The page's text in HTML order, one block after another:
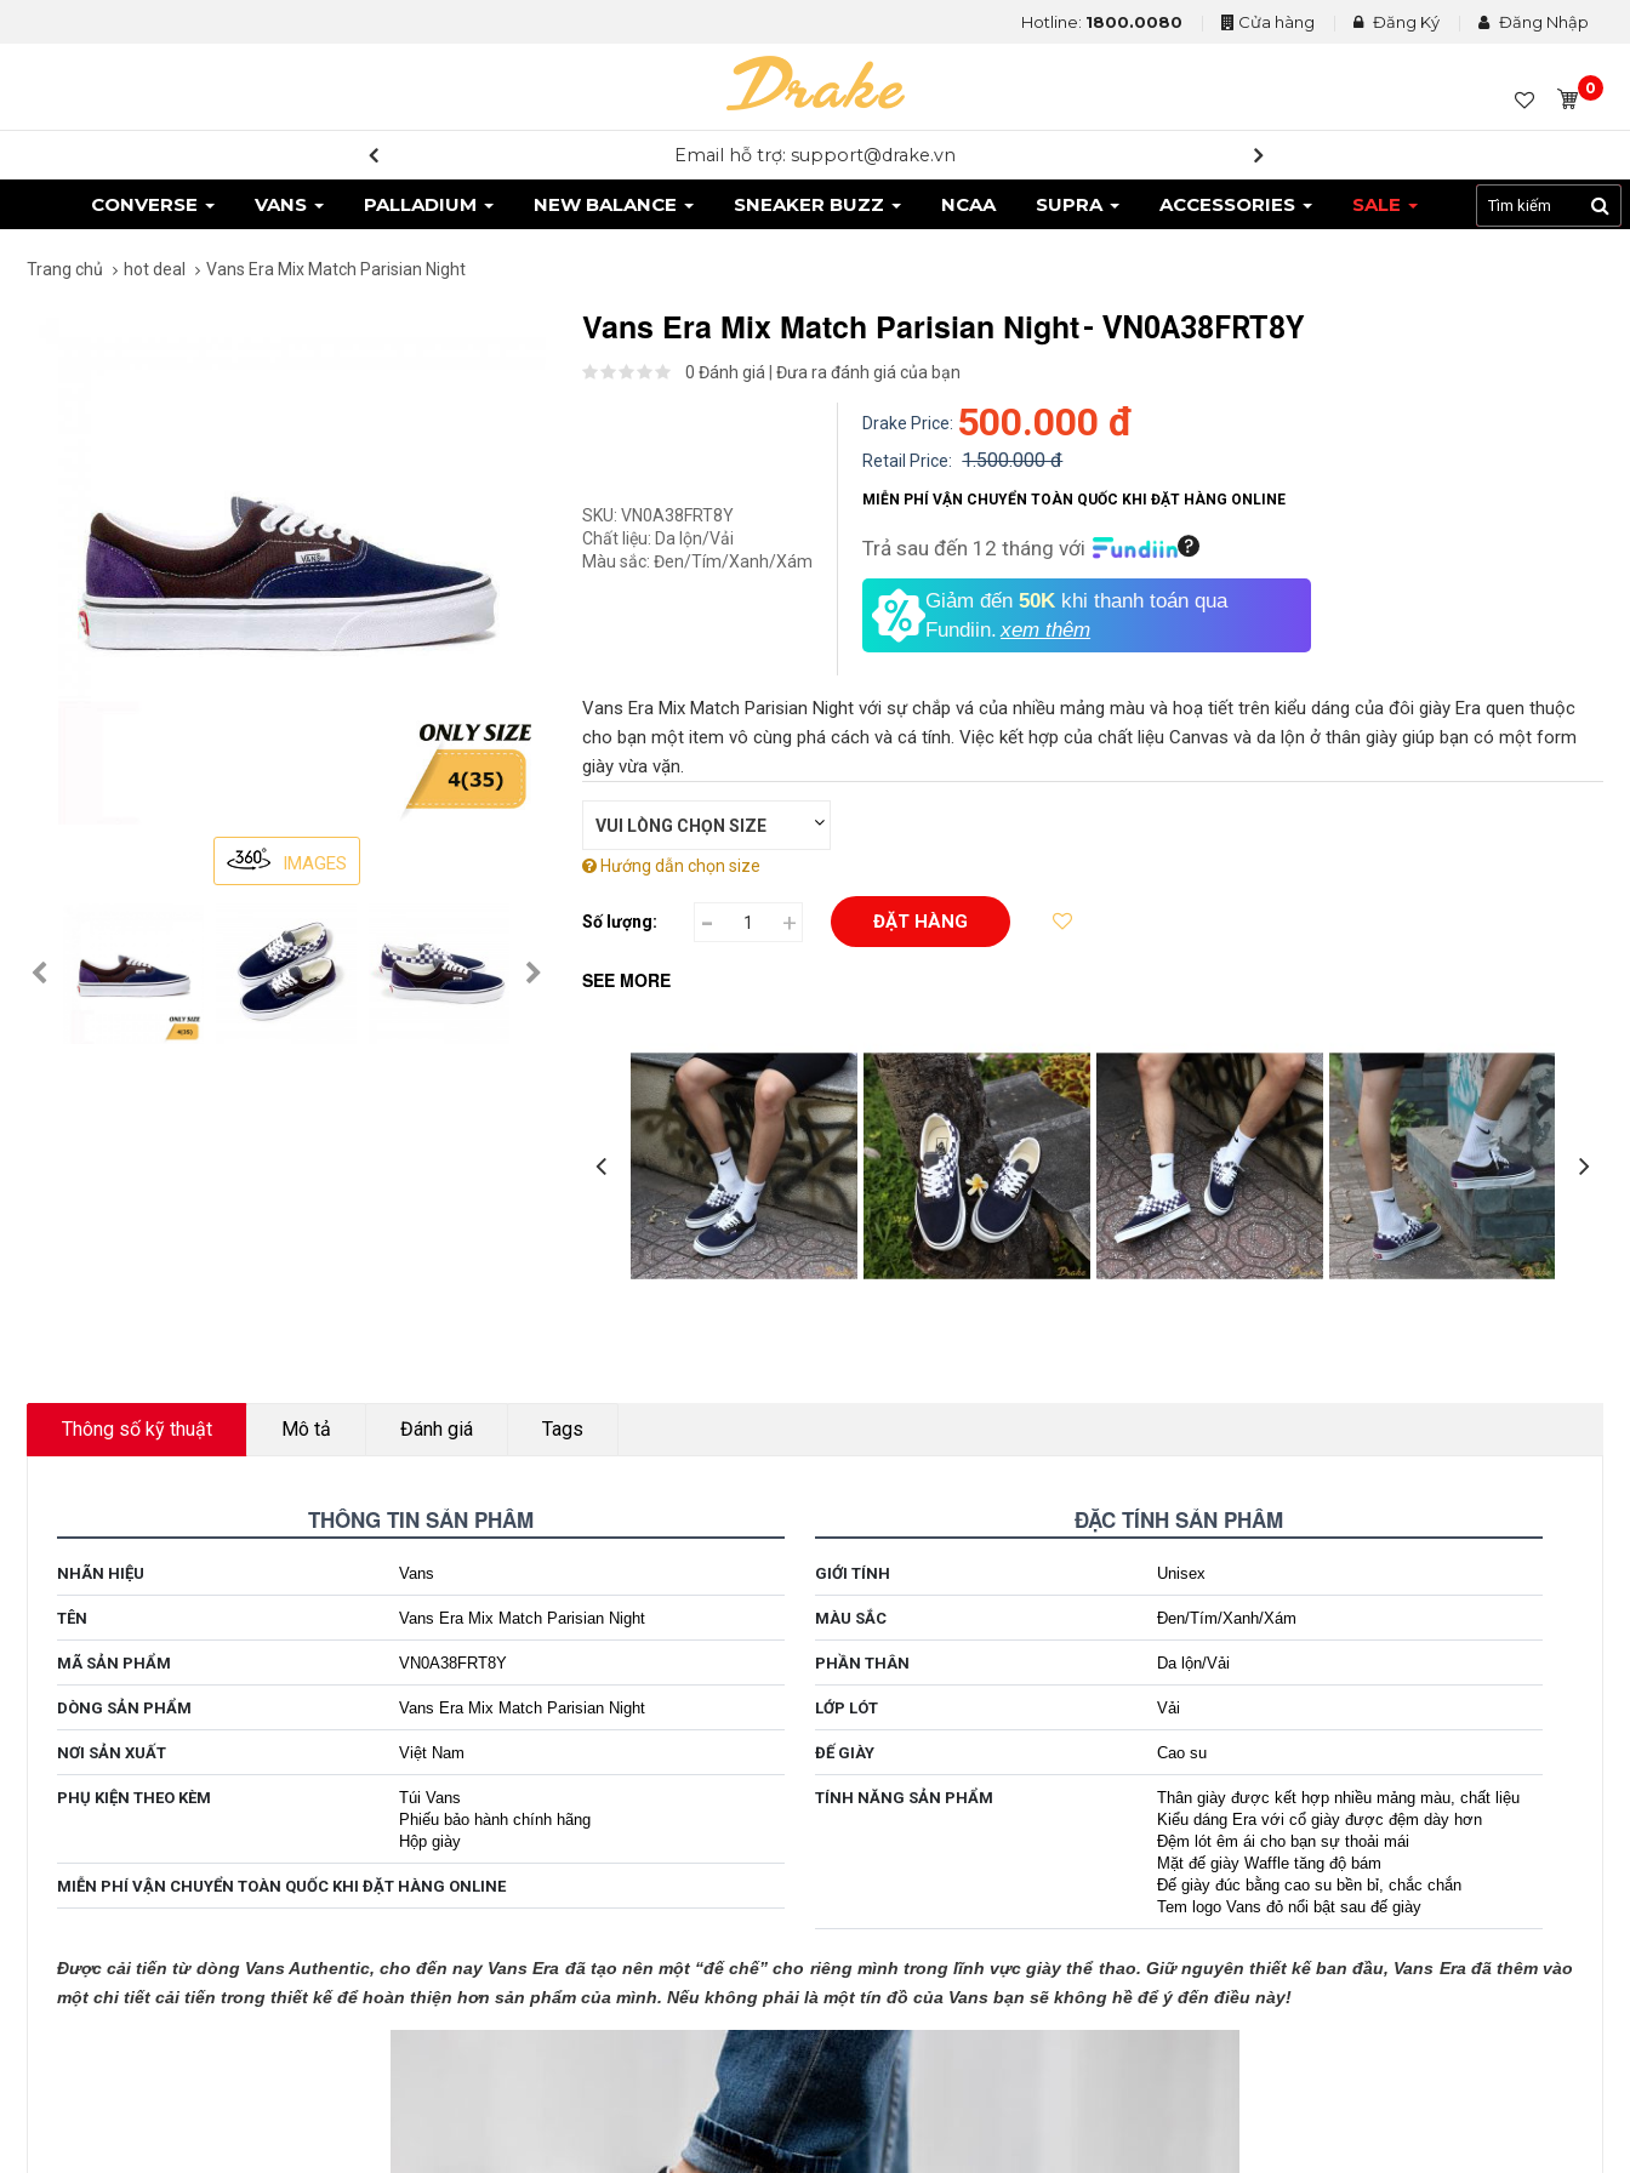
Hotline: 1800.0080 Cửa hàng Đăng Ký Đăng Nhập
0
Email hỗ trợ: support@drake.vn
CONVERSE VANS PALLADIUM NEW BALANCE SNEAKER BUZZ NCAA SUPRA ACCESSORIES SALE
Trang chủ hot deal Vans Era Mix Match Parisian Night
IMAGES
Vans Era Mix Match Parisian Night- VN0A38FRT8Y
0 Đánh giá |Đưa ra đánh giá của bạn
SKU:VN0A38FRT8Y
Chất liệu: Da lộn/Vải
Màu sắc:Đen/Tím/Xanh/Xám
Drake Price: 500.000 đ
Retail Price: 1.500.000 đ
MIỄN PHÍ VẬN CHUYỂN TOÀN QUỐC KHI ĐẶT HÀNG ONLINE
Trả sau đến 12 tháng với
Giảm đến 50K khi thanh toán qua
Fundiin. xem thêm
Vans Era Mix Match Parisian Night với sự chắp vá của nhiều mảng màu và hoạ tiết trên kiểu dáng của đôi giày Era quen thuộc
cho bạn một item vô cùng phá cách và cá tính. Việc kết hợp của chất liệu Canvas và da lộn ở thân giày giúp bạn có một form
giày vừa vặn.
Hướng dẫn chọn size
Số lượng: - + ĐẶT HÀNG
SEE MORE
Thông số kỹ thuật Mô tả Đánh giá Tags
THÔNG TIN SẢN PHẨM
NHÃN HIỆU Vans
TÊN Vans Era Mix Match Parisian Night
MÃ SẢN PHẨM VN0A38FRT8Y
DÒNG SẢN PHẨM Vans Era Mix Match Parisian Night
NƠI SẢN XUẤT Việt Nam
PHỤ KIỆN THEO KÈM
Túi Vans
Phiếu bảo hành chính hãng
Hộp giày
MIỄN PHÍ VẬN CHUYỂN TOÀN QUỐC KHI ĐẶT HÀNG ONLINE
ĐẶC TÍNH SẢN PHẨM
GIỚI TÍNH Unisex
MÀU SẮC Đen/Tím/Xanh/Xám
PHẦN THÂN Da lộn/Vải
LỚP LÓT Vải
ĐẾ GIÀY Cao su
TÍNH NĂNG SẢN PHẨM
Thân giày được kết hợp nhiều mảng màu, chất liệu
Kiểu dáng Era với cổ giày được đệm dày hơn
Đệm lót êm ái cho bạn sự thoải mái
Mặt đế giày Waffle tăng độ bám
Đế giày đúc bằng cao su bền bỉ, chắc chắn
Tem logo Vans đỏ nổi bật sau đế giày
Được cải tiến từ dòng Vans Authentic, cho đến nay Vans Era đã tạo nên một “đế chế” cho riêng mình trong lĩnh vực giày thể thao. Giữ nguyên thiết kế ban đầu, Vans Era đã thêm vào
một chi tiết cải tiến trong thiết kế để hoàn thiện hơn sản phẩm của mình. Nếu không phải là một tín đồ của Vans bạn sẽ không hề để ý đến điều này!